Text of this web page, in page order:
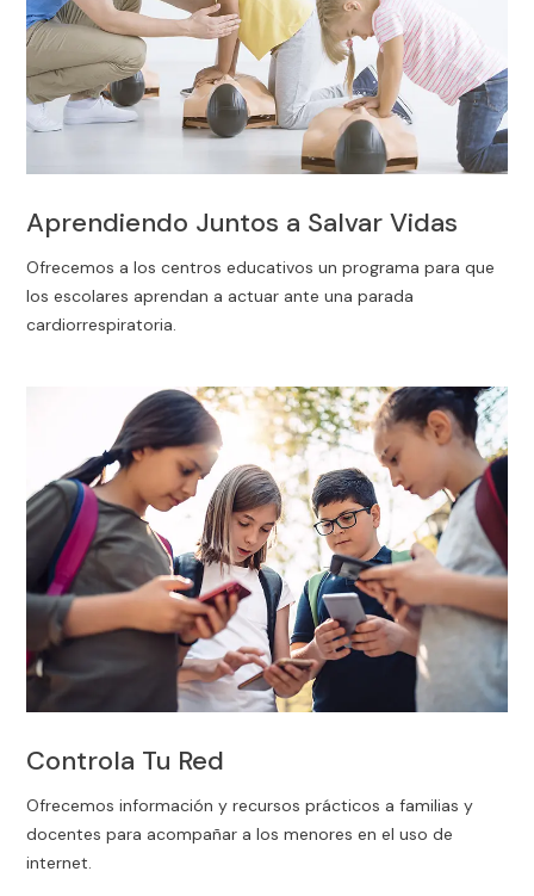
Aprendiendo Juntos a Salvar Vidas
Ofrecemos a los centros educativos un programa para que
los escolares aprendan a actuar ante una parada
cardiorrespiratoria.
Controla Tu Red
Ofrecemos información y recursos prácticos a familias y
docentes para acompañar a los menores en el uso de
internet.